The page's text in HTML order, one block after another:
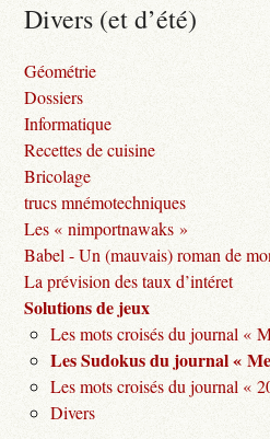
Divers (et d’été)
Géométrie
Dossiers
Informatique
Recettes de cuisine
Bricolage
trucs mnémotechniques
Les « nimportnawaks »
Babel - Un (mauvais) roman de
La prévision des taux d’intéret
Solutions de jeux
Les mots croisés du journal «
Les Sudokus du journal «
Les mots croisés du journal «
Divers